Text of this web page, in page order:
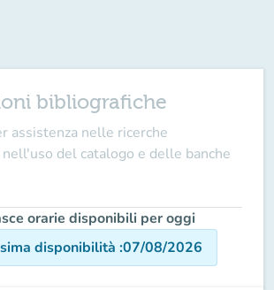
bibliografiche
assistenza nelle ricerche
del catalogo e delle banche
orarie disponibili per oggi
disponibilità :07/08/2026